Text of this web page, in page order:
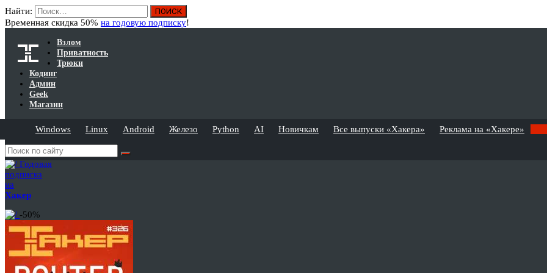
Найти:
Временная скидка 50% на годовую подписку!
Взлом
Приватность
Трюки
Кодинг
Админ
Geek
Магазин
Windows Linux Android Железо Python AI Новичкам Все выпуски «Хакера» Реклама на «Хакере»
Годовая
подписка
на
Хакер
-50%